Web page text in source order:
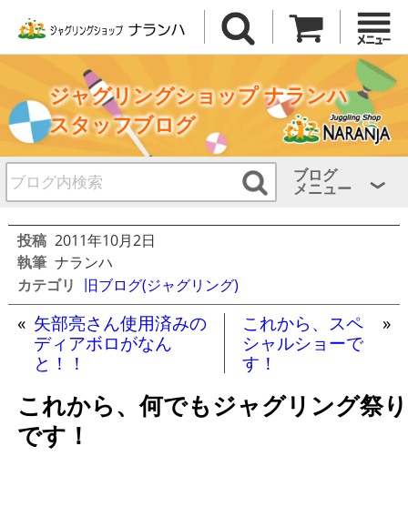
ジャグリングショップ ナランハ
スタッフブログ
ブログ
メニュー
投稿 2011年10月2日
執筆 ナランハ
カテゴリ 旧ブログ(ジャグリング)
« 矢部亮さん使用済みの
ディアボロがなん
と！！
これから、スペ
シャルショーで
す！
»
これから、何でもジャグリング祭り
です！